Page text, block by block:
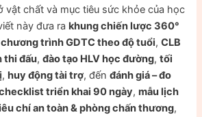
vật chất và mục tiêu sức khỏe của học
này đưa rakhung chiến lược 360°
chương trình GDTC theo độ tuổi,CLB
thi đấu,đào tạo HLV học đường,tối
,huy động tài trợ, đếnđánh giá – đo
triển khai 90 ngày,mẫu lịch
chí an toàn & phòng chấn thương,